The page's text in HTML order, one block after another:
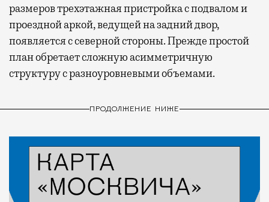
размеров трехэтажная пристройка с подвалом и
проездной аркой, ведущей на задний двор,
появляется с северной стороны. Прежде простой
план обретает сложную асимметричную
структуру с разноуровневыми объемами.
ПРОДОЛЖЕНИЕ НИЖЕ